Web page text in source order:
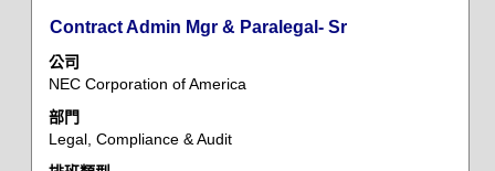
內
容。
標
題
Contract Admin Mgr & Paralegal- Sr
公司
NEC Corporation of America
部門
Legal, Compliance & Audit
選
取
空
列
以